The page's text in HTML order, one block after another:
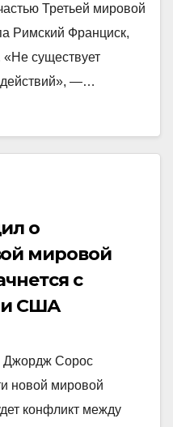
Третьей мировой
Римский Франциск,
существует
—…
о
мировой
с
и США
Джордж Сорос
новой мировой
конфликт между